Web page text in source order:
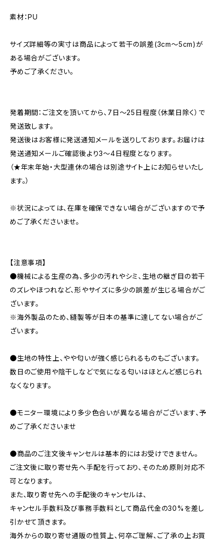
素材：PU
サイズ詳細等の実寸は商品によって若干の誤差(3cm〜5cm)が
ある場合がございます。
予めご了承ください。
発着期間：ご注文を頂いてから、7日〜25日程度（休業日除く）で
発送致します。
発送後はお客様に発送通知メールを送りしております。お届けは
発送通知メールご確認後より3〜4日程度となります。
（★年末年始・大型連休の場合は別途サイト上にお知らせいたし
ます。）
※状況によっては、在庫を確保できない場合がございますので予
めご了承くださいませ。
【注意事項】
●機械による生産の為、多少の汚れやシミ、生地の継ぎ目の若干
のズレやほつれなど、形やサイズに多少の誤差が生じる場合がご
ざいます。
※海外製品のため、縫製等が日本の基準に達してない場合がご
ざいます。
●生地の特性上、やや匂いが強く感じられるものもございます。
数日のご使用や陰干しなどで気になる匂いはほとんど感じられ
なくなります。
●モニター環境により多少色合いが異なる場合がございます、予
めご了承くださいませ
●商品のご注文後キャンセルは基本的にはお受けできません。
ご注文後に取り寄せ先へ手配を行っており、そのため原則対応不
可となります。
また、取り寄せ先への手配後のキャンセルは、
キャンセル手数料及び事務手数料として商品代金の30%を差し
引かせて頂きます。
海外からの取り寄せ通販の性質上、何卒ご理解、ご了承の上お買